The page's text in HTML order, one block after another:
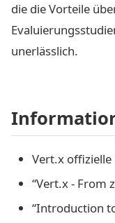
die die Vorteile
unerlässlich.
Vert.x
“Vert.x - From
“Introduction